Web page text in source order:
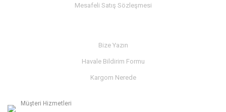
Mesafeli Satış Sözleşmesi
Bize Yazın
Havale Bildirim Formu
Kargom Nerede
Müşteri Hizmetleri